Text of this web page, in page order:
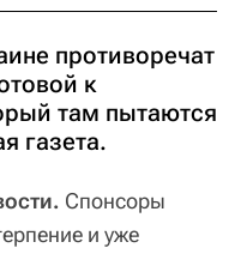
противоречат
к
там пытаются
газета.
Спонсоры
и уже